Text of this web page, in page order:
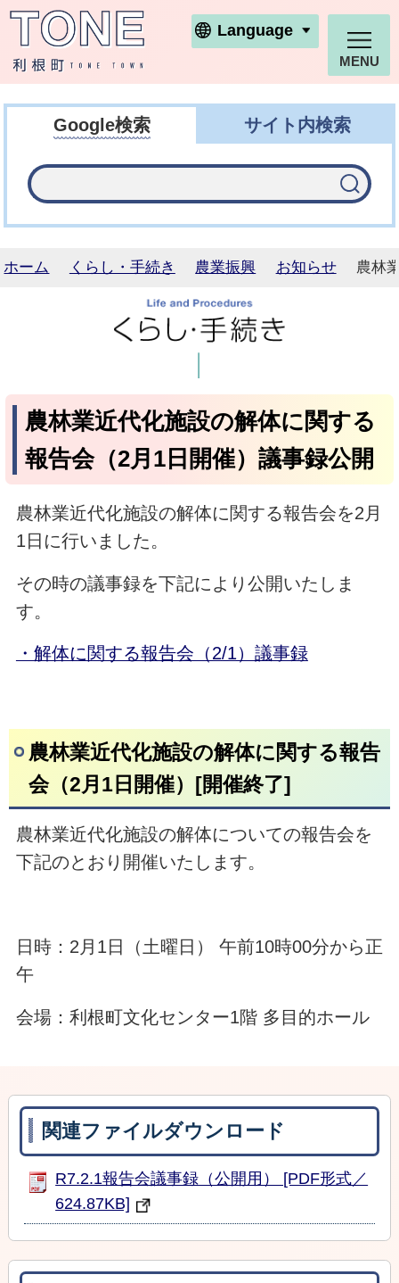
利根町ホームページ
Language
MENU
Google検索 サイト内検索
ホーム くらし・手続き 農業振興 お知らせ 農林
農林業近代化施設の解体に関する
報告会（2月1日開催）議事録公開
農林業近代化施設の解体に関する報告会を2月
1日に行いました。
その時の議事録を下記により公開いたしま
す。
・解体に関する報告会（2/1）議事録
農林業近代化施設の解体に関する報告
会（2月1日開催）[開催終了]
農林業近代化施設の解体についての報告会を
下記のとおり開催いたします。
日時：2月1日（土曜日） 午前10時00分から正
午
会場：利根町文化センター1階 多目的ホール
関連ファイルダウンロード
R7.2.1報告会議事録（公開用） [PDF形式／
624.87KB]